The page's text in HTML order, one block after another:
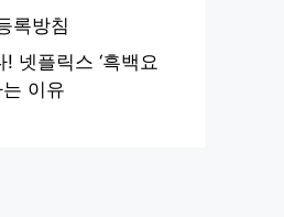
록방침
넷플릭스 ‘흑백요
이유